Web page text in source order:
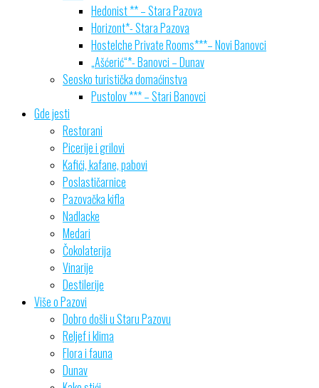
Hedonist ** – Stara Pazova
Horizont*- Stara Pazova
Hostelche Private Rooms***– Novi Banovci
„Ašćerić“*- Banovci – Dunav
Seosko turistička domaćinstva
Pustolov *** – Stari Banovci
Gde jesti
Restorani
Picerije i grilovi
Kafići, kafane, pabovi
Poslastičarnice
Pazovačka kifla
Nadlacke
Medari
Čokolaterija
Vinarije
Destilerije
Više o Pazovi
Dobro došli u Staru Pazovu
Reljef i klima
Flora i fauna
Dunav